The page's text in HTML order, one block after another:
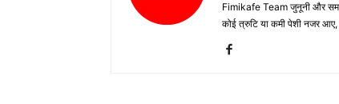
Fimikafe Team जुनूनी और
कोई त्रुटि या कमी पेशी नजर